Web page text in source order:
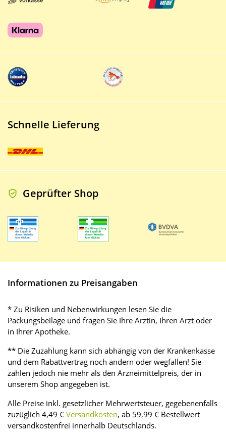
Schnelle Lieferung
Geprüfter Shop
Informationen zu Preisangaben
* Zu Risiken und Nebenwirkungen lesen Sie die
Packungsbeilage und fragen Sie Ihre Ärztin, Ihren Arzt oder
in Ihrer Apotheke.
** Die Zuzahlung kann sich abhängig von der Krankenkasse
und dem Rabattvertrag noch ändern oder wegfallen! Sie
zahlen jedoch nie mehr als den Arzneimittelpreis, der in
unserem Shop angegeben ist.
Alle Preise inkl. gesetzlicher Mehrwertsteuer, gegebenenfalls
zuzüglich 4,49 € Versandkosten, ab 59,99 € Bestellwert
versandkostenfrei innerhalb Deutschlands.